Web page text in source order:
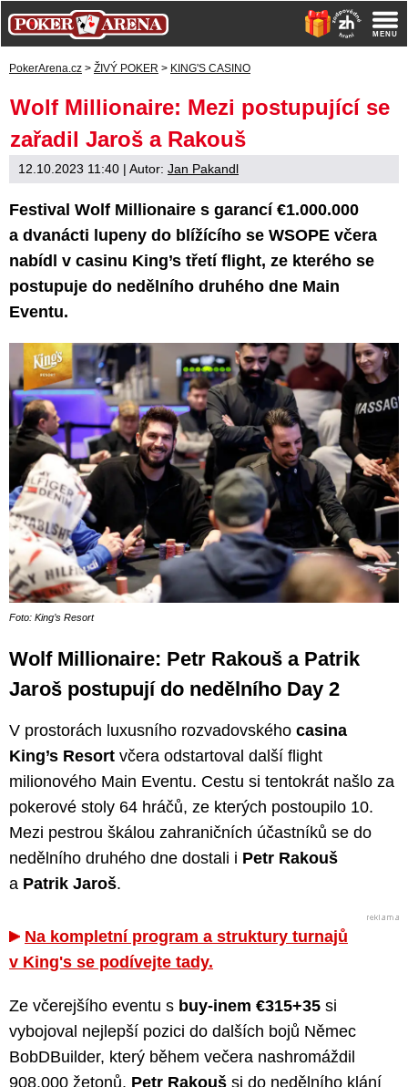
PokerArena.cz > ŽIVÝ POKER > KING'S CASINO
Wolf Millionaire: Mezi postupující se
zařadil Jaroš a Rakouš
12.10.2023 11:40 | Autor: Jan Pakandl
Festival Wolf Millionaire s garancí €1.000.000
a dvanácti lupeny do blížícího se WSOPE včera
nabídl v casinu King’s třetí flight, ze kterého se
postupuje do nedělního druhého dne Main
Eventu.
Foto: King’s Resort
Wolf Millionaire: Petr Rakouš a Patrik
Jaroš postupují do nedělního Day 2
V prostorách luxusního rozvadovského casina
King’s Resort včera odstartoval další flight
milionového Main Eventu. Cestu si tentokrát našlo za
pokerové stoly 64 hráčů, ze kterých postoupilo 10.
Mezi pestrou škálou zahraničních účastníků se do
nedělního druhého dne dostali i Petr Rakouš
a Patrik Jaroš.
Na kompletní program a struktury turnajů
v King's se podívejte tady.
Ze včerejšího eventu s buy-inem €315+35 si
vybojoval nejlepší pozici do dalších bojů Němec
BobDBuilder, který během večera nashromáždil
908.000 žetonů. Petr Rakouš si do nedělního klání